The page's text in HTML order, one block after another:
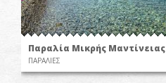
Παραλία Μικρής Μαντίνειας
ΠΑΡΑΛΙΕΣ